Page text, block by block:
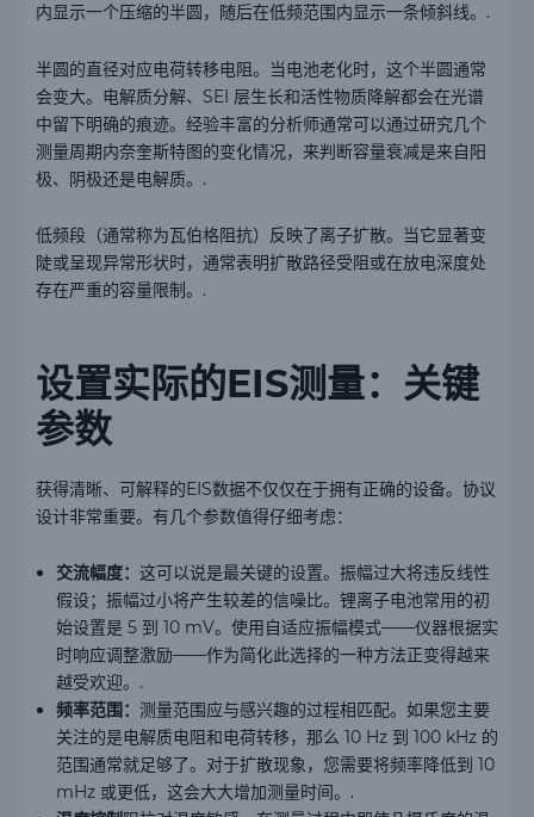
内显示一个压缩的半圆，随后在低频范围内显示一条倾斜线。.
半圆的直径对应电荷转移电阻。当电池老化时，这个半圆通常
会变大。电解质分解、SEI 层生长和活性物质降解都会在光谱
中留下明确的痕迹。经验丰富的分析师通常可以通过研究几个
测量周期内奈奎斯特图的变化情况，来判断容量衰减是来自阳
极、阴极还是电解质。.
低频段（通常称为瓦伯格阻抗）反映了离子扩散。当它显著变
陡或呈现异常形状时，通常表明扩散路径受阻或在放电深度处
存在严重的容量限制。.
设置实际的EIS测量：关键
参数
获得清晰、可解释的EIS数据不仅仅在于拥有正确的设备。协议
设计非常重要。有几个参数值得仔细考虑：
交流幅度： 这可以说是最关键的设置。振幅过大将违反线性
假设；振幅过小将产生较差的信噪比。锂离子电池常用的初
始设置是 5 到 10 mV。使用自适应振幅模式——仪器根据实
时响应调整激励——作为简化此选择的一种方法正变得越来
越受欢迎。.
频率范围： 测量范围应与感兴趣的过程相匹配。如果您主要
关注的是电解质电阻和电荷转移，那么 10 Hz 到 100 kHz 的
范围通常就足够了。对于扩散现象，您需要将频率降低到 10
mHz 或更低，这会大大增加测量时间。.